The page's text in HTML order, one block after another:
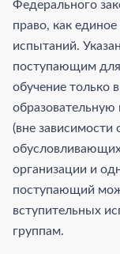
Федерального
право, как
испытаний.
поступающим для
обучение только
(вне зависимости
организации и
поступающий
вступительных
группам.